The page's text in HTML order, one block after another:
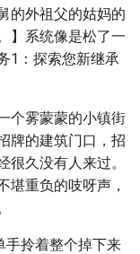
的外祖父的姑妈的
】系统像是松了一
1：探索您新继承
个雾蒙蒙的小镇街
牌的建筑门口，招
久没有人来过。
堪重负的吱呀声，
手拎着整个掉下来